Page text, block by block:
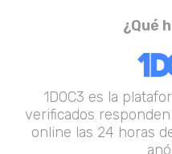
¿Qué
1DOC3 es la
verificados
online las 24 horas